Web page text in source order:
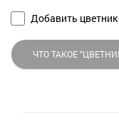
Добавить цветник
ЧТО ТАКОЕ